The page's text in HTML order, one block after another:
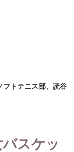
フトテニス部、読谷
スケッ